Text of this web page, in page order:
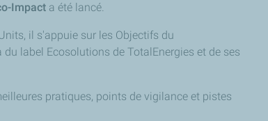
Impact a été lancé.
il s'appuie sur les Objectifs du
label Ecosolutions de TotalEnergies et de ses
pratiques, points de vigilance et pistes